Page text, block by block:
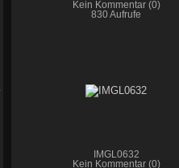
Kein Kommentar (0)
830 Aufrufe
IMGL0632
Kein Kommentar (0)